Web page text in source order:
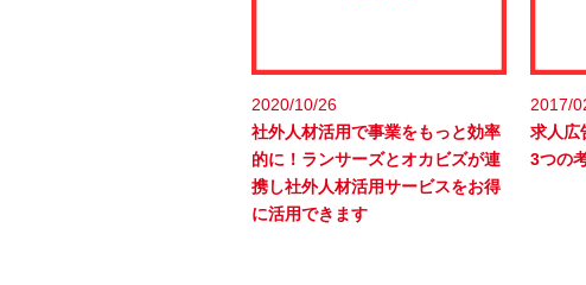
2020/10/26
社外人材活用で事業をもっと効率
的に！ランサーズとオカビズが連
携し社外人材活用サービスをお得
に活用できます
2017/
求人広
3つの